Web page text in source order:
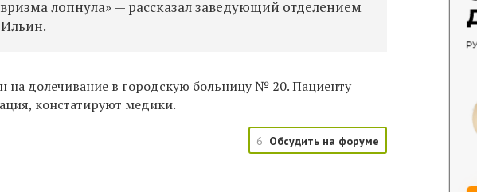
лопнула» — рассказал заведующий отделением
на долечивание в городскую больницу № 20. Пациенту
констатируют медики.
6 Обсудить на форуме